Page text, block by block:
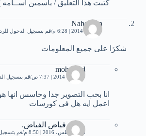
كتبت هذا التعليق / ياسمين
Nahedsun
19 يناير، 2014 | 6:28 م قم بتسجيل الدخول للرد
شكرًا على جميع المعلومات
mohamed
9 فبراير، 2014 | 7:37 ص قم بتسجيل
انا بحب التصوير جدا وحاسس انها
اعمل ايه هل فى كورسات
محمد فياض الفياض.
25 أغسطس، 2016 | 8:50 م قم